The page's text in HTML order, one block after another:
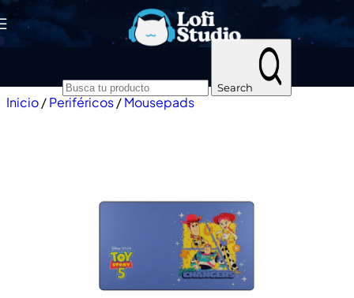
Skip to navigation Skip to main content
Search
Inicio/Periféricos/Mousepads